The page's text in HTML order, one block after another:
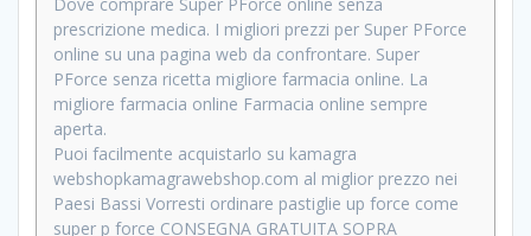
prescrizione medica. I migliori prezzi per Super PForce
online su una pagina web da confrontare. Super
PForce senza ricetta migliore farmacia online. La
migliore farmacia online Farmacia online sempre
aperta.
Puoi facilmente acquistarlo su kamagra
webshopkamagrawebshop.com al miglior prezzo nei
Paesi Bassi Vorresti ordinare pastiglie up force come
super p force CONSEGNA GRATUITA SOPRA